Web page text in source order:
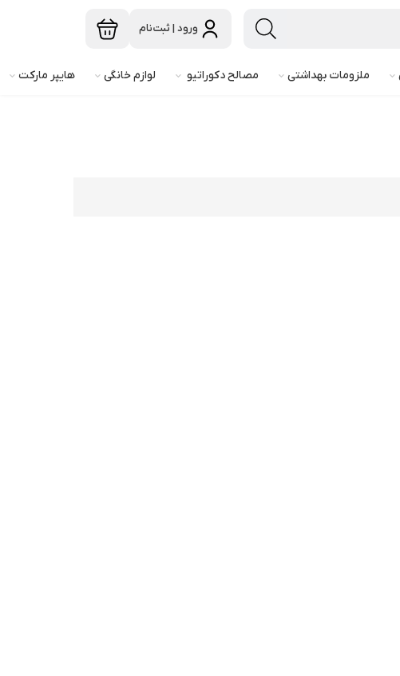
ورود | ثبت‌نام
ملزومات بهداشتی مصالح دکوراتیو لوازم خانگی هایپر مارکت